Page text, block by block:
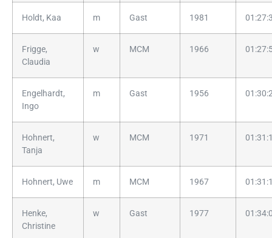
Holdt, Kaa m Gast 1981
Frigge,
Claudia
w MCM 1966
Engelhardt,
Ingo
m Gast 1956
Hohnert,
Tanja
w MCM 1971
Hohnert, Uwe m MCM 1967
Henke,
Christine
w Gast 1977